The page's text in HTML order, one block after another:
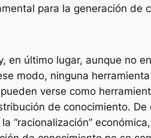
para la generación de
último lugar, aunque no
modo, ninguna
verse como
de conocimiento. De
“racionalización”